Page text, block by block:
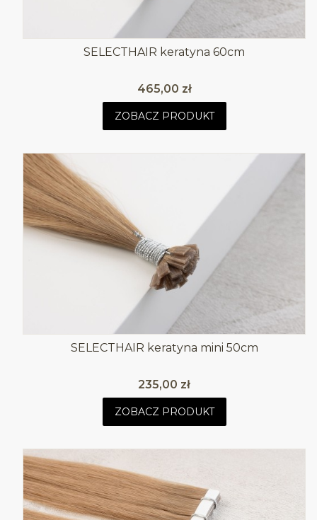
SELECTHAIR keratyna 60cm
Cena
465,00 zł
ZOBACZ PRODUKT
SELECTHAIR keratyna mini 50cm
Cena
235,00 zł
ZOBACZ PRODUKT